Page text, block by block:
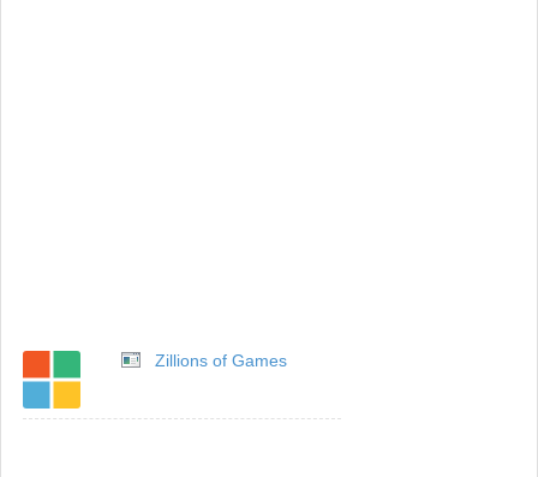
Zillions of Games